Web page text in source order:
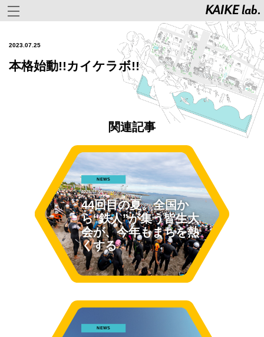
2023.07.25
本格始動!!カイケラボ!!
関連記事
NEWS
2026.07.05
44回目の夏。全国か
ら“鉄人”が集う皆生大
会が、今年もまちを熱
くする
NEWS